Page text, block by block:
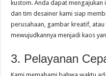
kustom. Anda dapat
dan tim desainer kami siap
perusahaan, gambar kreatif,
mewujudkannya menjadi kaos
3. Pelayanan